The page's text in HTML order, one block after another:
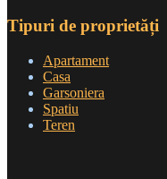
Tipuri de proprietăți
Apartament
Casa
Garsoniera
Spatiu
Teren